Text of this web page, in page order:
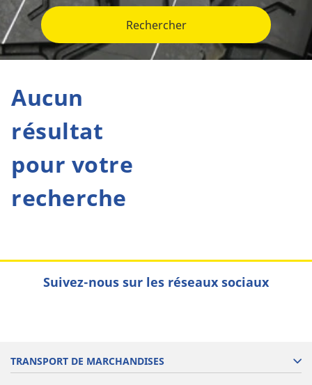
Rechercher
Aucun
résultat
pour votre
recherche
Suivez-nous sur les réseaux sociaux
TRANSPORT DE MARCHANDISES